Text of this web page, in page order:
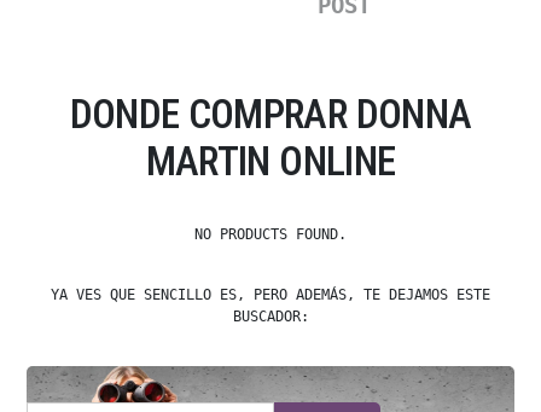
DONDE COMPRAR DONNA
MARTIN ONLINE
NO PRODUCTS FOUND.
YA VES QUE SENCILLO ES, PERO ADEMÁS, TE DEJAMOS ESTE
BUSCADOR: